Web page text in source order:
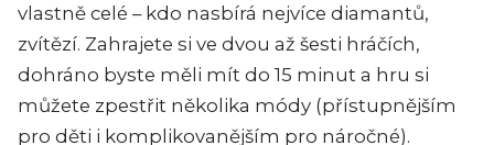
vlastně celé – kdo nasbírá nejvíce diamantů,
zvítězí. Zahrajete si ve dvou až šesti hráčích,
dohráno byste měli mít do 15 minut a hru si
můžete zpestřit několika módy (přístupnějším
pro děti i komplikovanějším pro náročné).